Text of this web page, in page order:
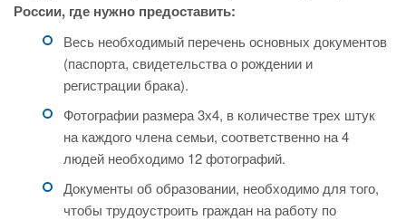
России, где нужно предоставить:
Весь необходимый перечень основных документов
(паспорта, свидетельства о рождении и
регистрации брака).
Фотографии размера 3х4, в количестве трех штук
на каждого члена семьи, соответственно на 4
людей необходимо 12 фотографий.
Документы об образовании, необходимо для того,
чтобы трудоустроить граждан на работу по